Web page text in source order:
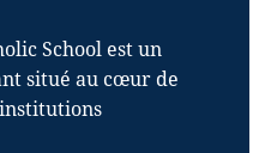
School est un
situé au cœur de